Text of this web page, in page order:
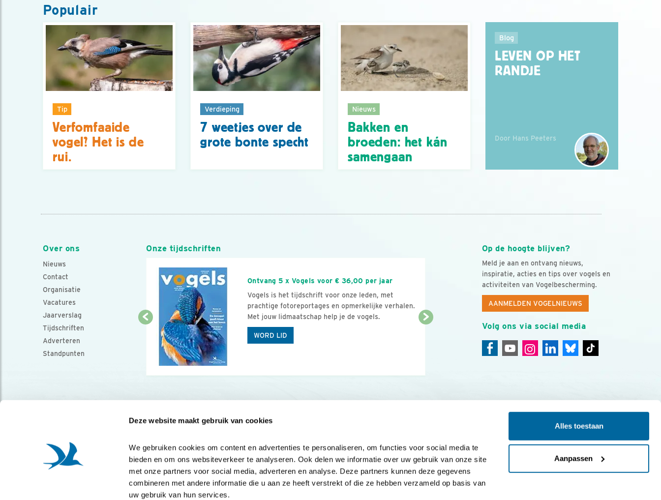
Deze website maakt gebruik van cookies
We gebruiken cookies om content en advertenties te personaliseren, om functies voor social media te
bieden en om ons websiteverkeer te analyseren. Ook delen we informatie over uw gebruik van onze site
met onze partners voor social media, adverteren en analyse. Deze partners kunnen deze gegevens
combineren met andere informatie die u aan ze heeft verstrekt of die ze hebben verzameld op basis van
uw gebruik van hun services.
Alles toestaan
Aanpassen
Populair
Tip
Verfomfaaide
vogel? Het is de
rui.
Verdieping
7 weetjes over de
grote bonte specht
Nieuws
Bakken en
broeden: het kán
samengaan
Blog
LEVEN OP HET
RANDJE
Door Hans Peeters
Over ons
Nieuws
Contact
Organisatie
Vacatures
Jaarverslag
Tijdschriften
Adverteren
Standpunten
Op de hoogte blijven?
Meld je aan en ontvang nieuws,
inspiratie, acties en tips over vogels en
activiteiten van Vogelbescherming.
AANMELDEN VOGELNIEUWS
Volg ons via social media
Onze tijdschriften
Ontvang 5 x Vogels voor € 36,00 per jaar
Vogels is het tijdschrift voor onze leden, met
prachtige fotoreportages en opmerkelijke verhalen.
Met jouw lidmaatschap help je de vogels.
WORD LID